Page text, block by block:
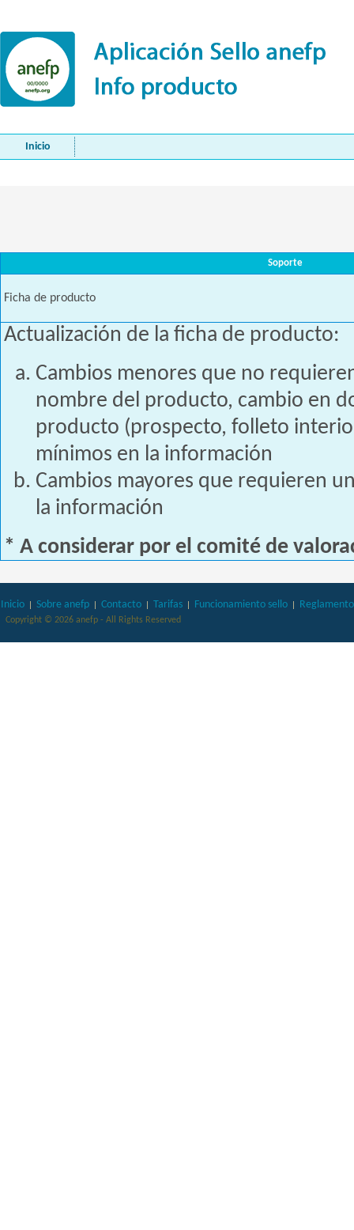
Inicio
Soporte
Ficha de producto
Actualización de la ficha de producto:
Cambios menores que no
nombre del producto, cambio en
producto (prospecto, folleto
mínimos en la información
Cambios mayores que requieren
la información
* A considerar por el comité de
Inicio Sobre anefp Contacto Tarifas Funcionamiento sello
Copyright © 2026 anefp - All Rights Reserved